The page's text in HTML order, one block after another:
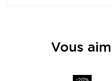
Hauteur Talon (en cm)
Vous
-20%